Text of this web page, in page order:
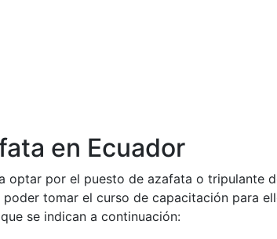
en Ecuador
optar por el puesto de azafata o tripulante
tomar el curso de capacitación para
se indican a continuación: